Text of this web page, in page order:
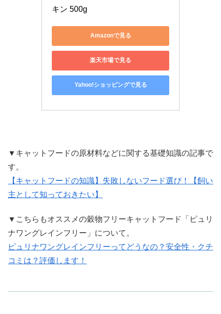
キン 500g
Amazonで見る
楽天市場で見る
Yahoo!ショッピングで見る
▼キャットフードの原材料などに関する基礎知識の記事で
す。
【キャットフードの知識】失敗しないフード選び！【飼い
主として知っておきたい】
▼こちらもオススメの穀物フリーキャットフード「ピュリ
ナワングレインフリー」について。
ピュリナワングレインフリーってどうなの？安全性・クチ
コミは？評価します！